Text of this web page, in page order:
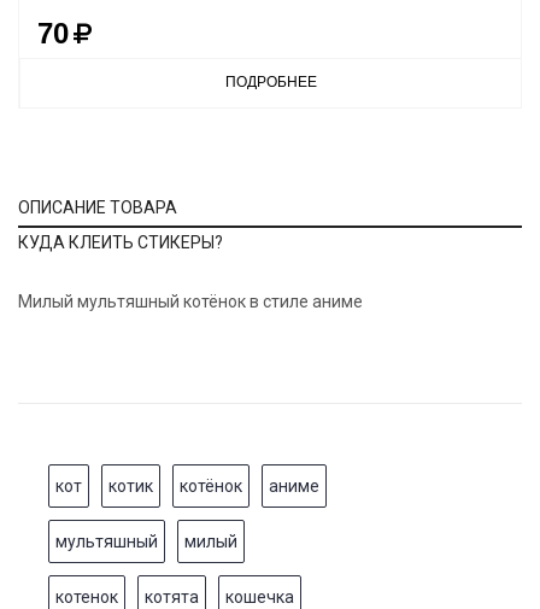
70
ПОДРОБНЕЕ
ОПИСАНИЕ ТОВАРА
КУДА КЛЕИТЬ СТИКЕРЫ?
Милый мультяшный котёнок в стиле аниме
кот котик котёнок аниме
мультяшный милый
котенок котята кошечка